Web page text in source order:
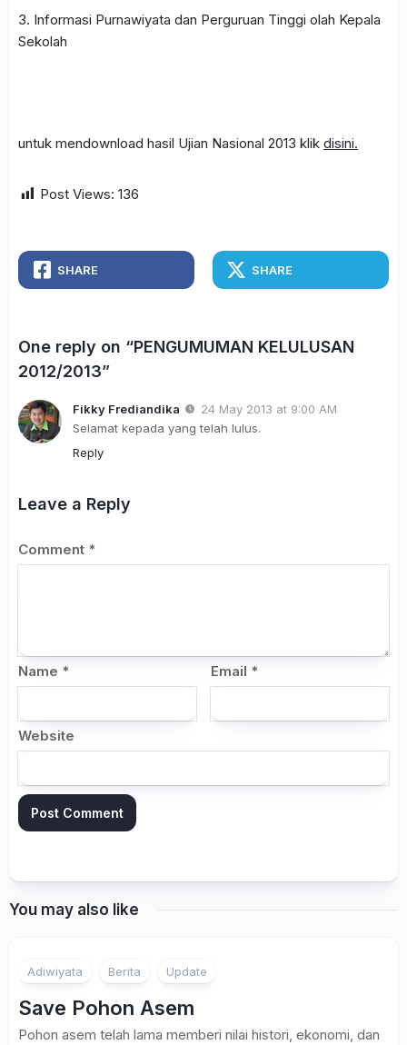
3. Informasi Purnawiyata dan Perguruan Tinggi olah Kepala
Sekolah
untuk mendownload hasil Ujian Nasional 2013 klik disini.
Post Views: 136
SHARE SHARE
One reply on “PENGUMUMAN KELULUSAN
2012/2013”
Fikky Frediandika
24 May 2013 at 9:00 AM
Selamat kepada yang telah lulus.
Reply
Leave a Reply
Comment *
Name * Email *
Website
You may also like
Adiwiyata Berita Update
Save Pohon Asem
Pohon asem telah lama memberi nilai histori, ekonomi, dan